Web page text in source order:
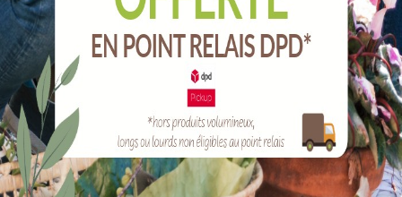
Maladie du potager bio, 100 g SOLABIOL.
Ref :
SOMAP100
EAN :3561560123136
Marque :
Quantité :
Unité